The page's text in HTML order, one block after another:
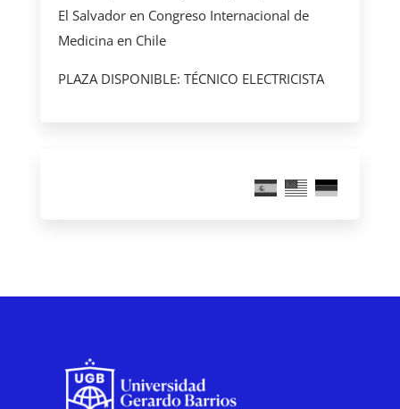
El Salvador en Congreso Internacional de
Medicina en Chile
PLAZA DISPONIBLE: TÉCNICO ELECTRICISTA